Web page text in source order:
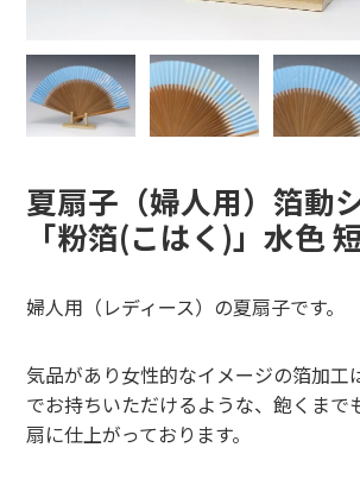
夏扇子（婦人用）箔動
「粉箔(こはく)」水色
婦人用（レディース）の夏扇子です。
気品があり女性的なイメージの箔加工
でお持ちいただけるような、飽くまで
扇に仕上がっております。